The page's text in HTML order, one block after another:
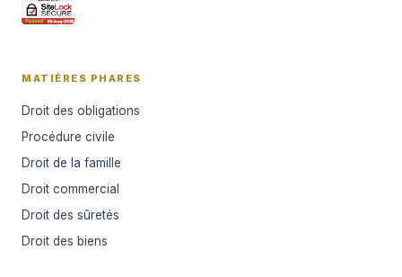
MATIÈRES PHARES
Droit des obligations
Procédure civile
Droit de la famille
Droit commercial
Droit des sûretés
Droit des biens